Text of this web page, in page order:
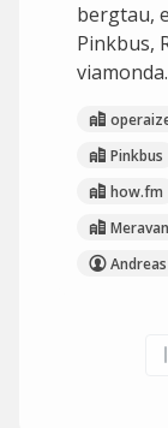
bergtau,
Pinkbus,
viamonda.
Pinkbus
how.fm